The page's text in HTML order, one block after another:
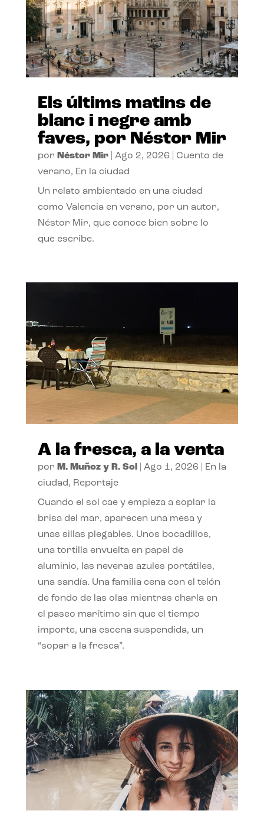
Els últims matins de
blanc i negre amb
faves, por Néstor Mir
por Néstor Mir| Ago 2, 2026
Cuento de
verano, En la ciudad
Un relato ambientado en una ciudad
como Valencia en verano, por un autor,
Néstor Mir, que conoce bien sobre lo
que escribe.
A la fresca, a la venta
por M. Muñoz y R. Sol| Ago 1, 2026
En la
ciudad, Reportaje
Cuando el sol cae y empieza a soplar la
brisa del mar, aparecen una mesa y
unas sillas plegables. Unos bocadillos,
una tortilla envuelta en papel de
aluminio, las neveras azules portátiles,
una sandía. Una familia cena con el telón
de fondo de las olas mientras charla en
el paseo marítimo sin que el tiempo
importe, una escena suspendida, un
“sopar a la fresca”.